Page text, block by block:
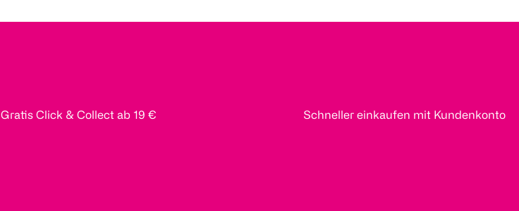
Gratis Click & Collect ab 19 € Schneller einkaufen mit Kundenkonto